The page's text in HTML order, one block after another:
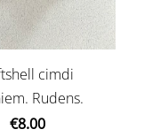
cimdi
Rudens.
€8.00